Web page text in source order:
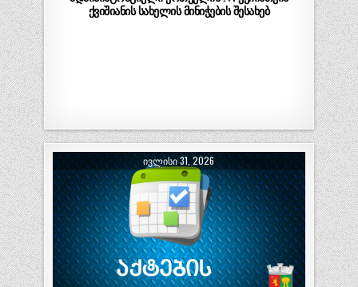
ქვიშიანის სახელის მინიჭების შესახებ
ᲘᲕᲚᲘᲡᲘ 31, 2026